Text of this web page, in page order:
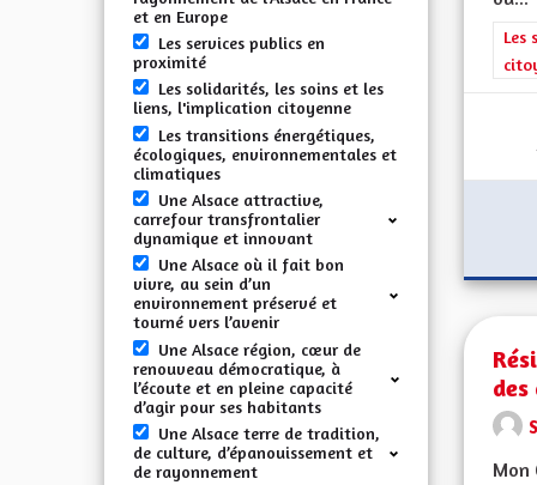
et en Europe
Les services publics en
proximité
Les solidarités, les soins et les
liens, l'implication citoyenne
Les transitions énergétiques,
écologiques, environnementales et
climatiques
Une Alsace attractive,
carrefour transfrontalier
dynamique et innovant
Une Alsace où il fait bon
vivre, au sein d’un
environnement préservé et
tourné vers l’avenir
Une Alsace région, cœur de
renouveau démocratique, à
l’écoute et en pleine capacité
d’agir pour ses habitants
Une Alsace terre de tradition,
de culture, d’épanouissement et
de rayonnement
Les
Mon